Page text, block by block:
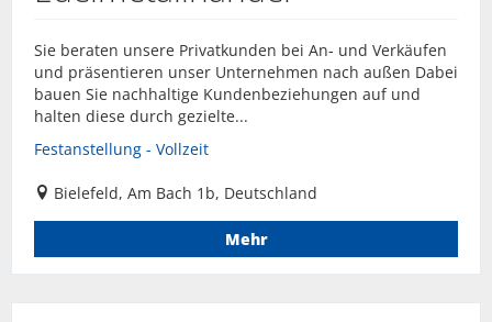
Sie beraten unsere Privatkunden bei An- und Verkäufen
und präsentieren unser Unternehmen nach außen Dabei
bauen Sie nachhaltige Kundenbeziehungen auf und
halten diese durch gezielte...
Festanstellung - Vollzeit
Bielefeld, Am Bach 1b, Deutschland
Mehr